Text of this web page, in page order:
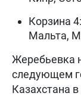
Корзина
Мальта,
Жеребьевка
следующем
Казахстана